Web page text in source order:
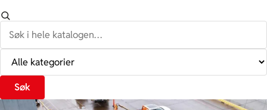
Søk
hele
katalogen…
kategorier
Søk